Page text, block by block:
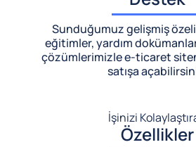
Sunduğumuz gelişmiş
eğitimler, yardım
çözümlerimizlee-ticaret
satışa
İşinizi
Özellikler